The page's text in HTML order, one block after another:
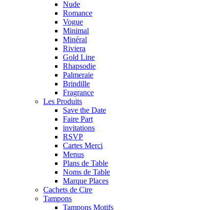
Nude
Romance
Vogue
Minimal
Minéral
Riviera
Gold Line
Rhapsodie
Palmeraie
Brindille
Fragrance
Les Produits
Save the Date
Faire Part
invitations
RSVP
Cartes Merci
Menus
Plans de Table
Noms de Table
Marque Places
Cachets de Cire
Tampons
Tampons Motifs